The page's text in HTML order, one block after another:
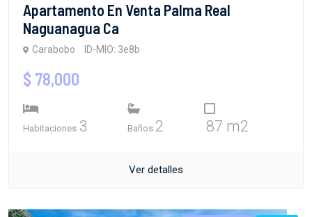
Apartamento En Venta Palma Real
Naguanagua Ca
Carabobo ID-MIO: 3e8b
$ 78,000
Habitaciones 3 Baños 2 87 m2
Ver detalles